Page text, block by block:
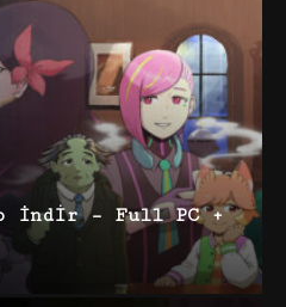
İndir – Full PC +